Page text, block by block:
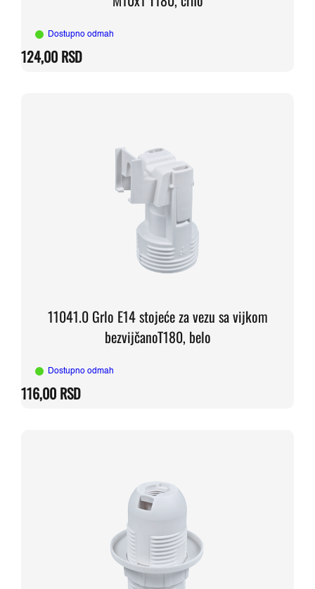
Dostupno odmah
124,00 RSD
11041.0 Grlo E14 stojeće za vezu sa vijkom
bezvijčanoT180, belo
Dostupno odmah
116,00 RSD